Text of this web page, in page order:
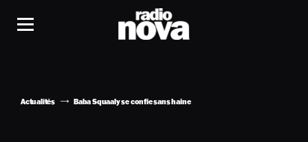
Actualités Baba Squaaly se confie sans haine